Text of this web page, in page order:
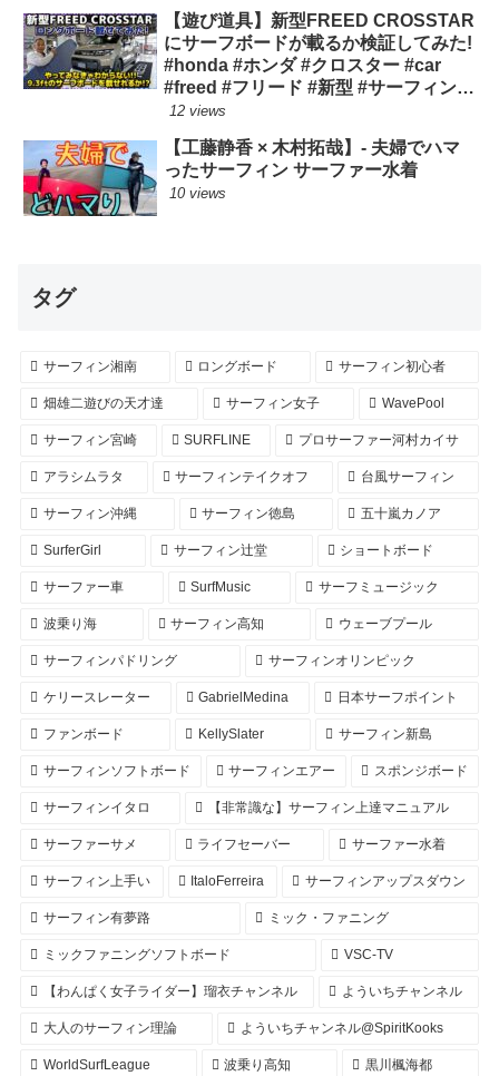
【遊び道具】新型FREED CROSSTAR
にサーフボードが載るか検証してみた!
#honda #ホンダ #クロスター #car
#freed #フリード #新型 #サーフィン
ロングボード
12 views
【工藤静香 × 木村拓哉】- 夫婦でハマ
ったサーフィン サーファー水着
10 views
タグ
サーフィン湘南 ロングボード サーフィン初心者
畑雄二遊びの天才達 サーフィン女子 WavePool
サーフィン宮崎 SURFLINE プロサーファー河村カイサ
アラシムラタ サーフィンテイクオフ 台風サーフィン
サーフィン沖縄 サーフィン徳島 五十嵐カノア
SurferGirl サーフィン辻堂 ショートボード
サーファー車 SurfMusic サーフミュージック
波乗り海 サーフィン高知 ウェーブプール
サーフィンパドリング サーフィンオリンピック
ケリースレーター GabrielMedina 日本サーフポイント
ファンボード KellySlater サーフィン新島
サーフィンソフトボード サーフィンエアー スポンジボード
サーフィンイタロ 【非常識な】サーフィン上達マニュアル
サーファーサメ ライフセーバー サーファー水着
サーフィン上手い ItaloFerreira サーフィンアップスダウン
サーフィン有夢路 ミック・ファニング
ミックファニングソフトボード VSC-TV
【わんぱく女子ライダー】瑠衣チャンネル よういちチャンネル
大人のサーフィン理論 よういちチャンネル@SpiritKooks
WorldSurfLeague 波乗り高知 黒川楓海都